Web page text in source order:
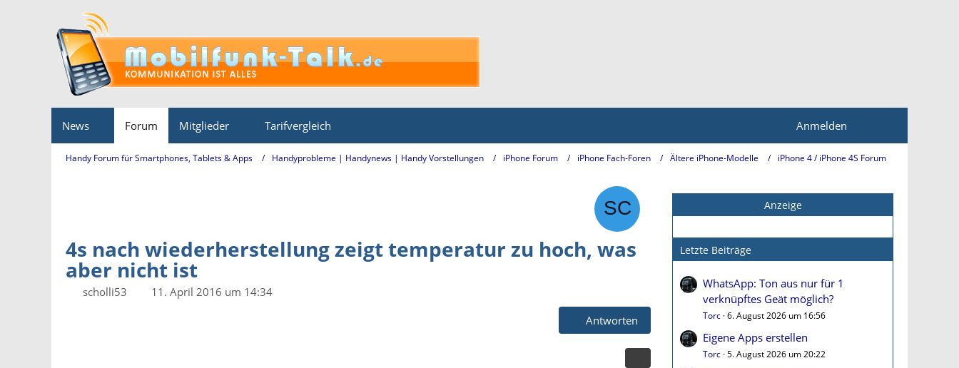
News Forum Mitglieder Tarifvergleich Anmelden
Handy Forum für Smartphones, Tablets & Apps Handyprobleme | Handynews | Handy Vorstellungen iPhone Forum iPhone Fach-Foren Ältere iPhone-Modelle iPhone 4 / iPhone 4S Forum
4s nach wiederherstellung zeigt temperatur zu hoch, was
aber nicht ist
scholli53
11. April 2016 um 14:34
Antworten
Anzeige
Letzte Beiträge
WhatsApp: Ton aus nur für 1
verknüpftes Geät möglich?
Torc 6. August 2026 um 16:56
Eigene Apps erstellen
Torc 5. August 2026 um 20:22